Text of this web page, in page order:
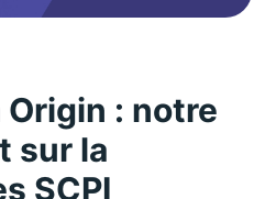
Origin : notre
sur la
SCPI